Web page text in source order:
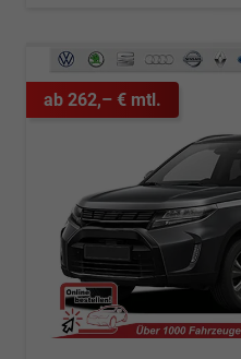
ab 262,– € mtl.